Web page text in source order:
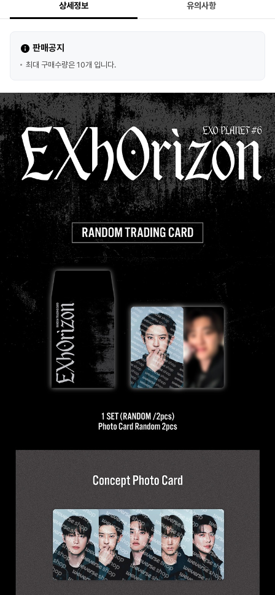
상세정보 유의사항
판매공지
최대 구매수량은 10개 입니다.